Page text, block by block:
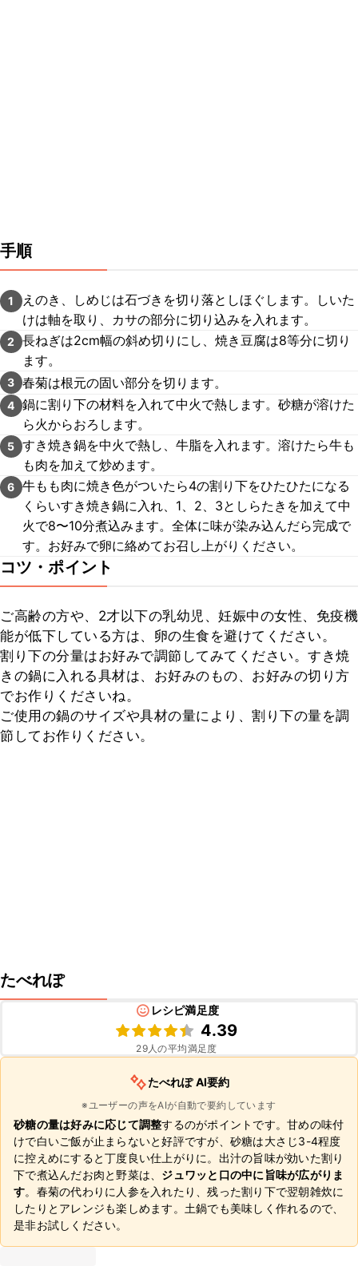
手順
1
えのき、しめじは石づきを切り落としほぐします。しいた
けは軸を取り、カサの部分に切り込みを入れます。
2
長ねぎは2cm幅の斜め切りにし、焼き豆腐は8等分に切り
ます。
3 春菊は根元の固い部分を切ります。
4 鍋に割り下の材料を入れて中火で熱します。砂糖が溶けた
ら火からおろします。
5 すき焼き鍋を中火で熱し、牛脂を入れます。溶けたら牛も
も肉を加えて炒めます。
6 牛もも肉に焼き色がついたら4の割り下をひたひたになる
くらいすき焼き鍋に入れ、1、2、3としらたきを加えて中
火で8〜10分煮込みます。全体に味が染み込んだら完成で
す。お好みで卵に絡めてお召し上がりください。
コツ・ポイント
ご高齢の方や、2才以下の乳幼児、妊娠中の女性、免疫機
能が低下している方は、卵の生食を避けてください。
割り下の分量はお好みで調節してみてください。すき焼
きの鍋に入れる具材は、お好みのもの、お好みの切り方
でお作りくださいね。
ご使用の鍋のサイズや具材の量により、割り下の量を調
節してお作りください。
たべれぽ
レシピ満足度
4.39
29人の平均満足度
たべれぽ AI要約
※ユーザーの声をAIが自動で要約しています
砂糖の量は好みに応じて調整するのがポイントです。甘めの味付
けで白いご飯が止まらないと好評ですが、砂糖は大さじ3-4程度
に控えめにすると丁度良い仕上がりに。出汁の旨味が効いた割り
下で煮込んだお肉と野菜は、 ジュワッと口の中に旨味が広がりま
す。春菊の代わりに人参を入れたり、残った割り下で翌朝雑炊に
したりとアレンジも楽しめます。土鍋でも美味しく作れるので、
是非お試しください。